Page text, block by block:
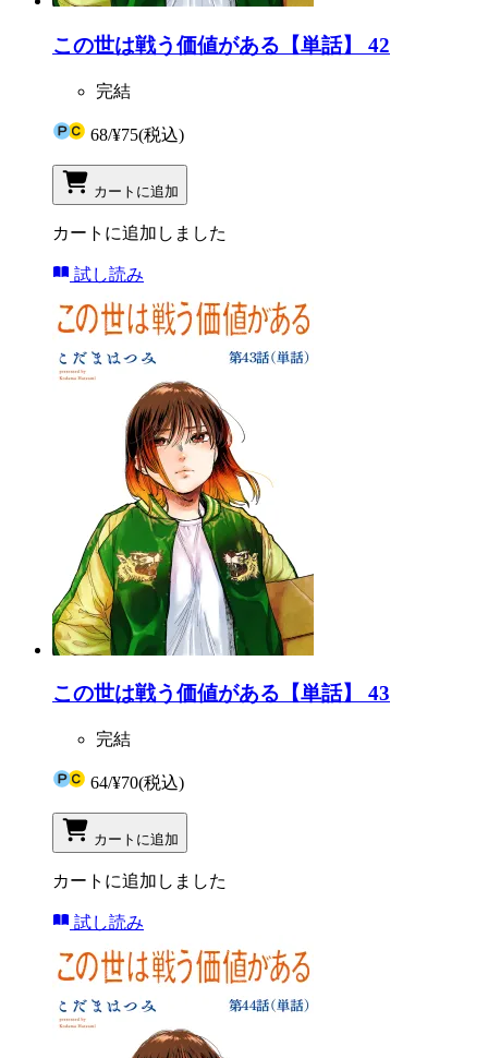
この世は戦う価値がある【単話】 42
完結
68/¥75(税込)
カートに追加
カートに追加しました
試し読み
この世は戦う価値がある【単話】 43
完結
64/¥70(税込)
カートに追加
カートに追加しました
試し読み